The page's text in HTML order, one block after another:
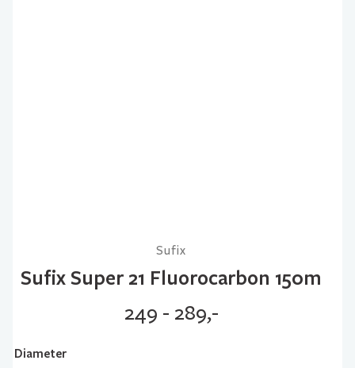
Sufix
Sufix Super 21 Fluorocarbon 150m
249 - 289,-
Diameter